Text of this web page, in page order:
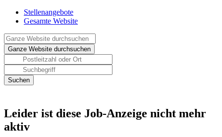
Stellenangebote
Gesamte Website
Leider ist diese Job-Anzeige nicht mehr
aktiv